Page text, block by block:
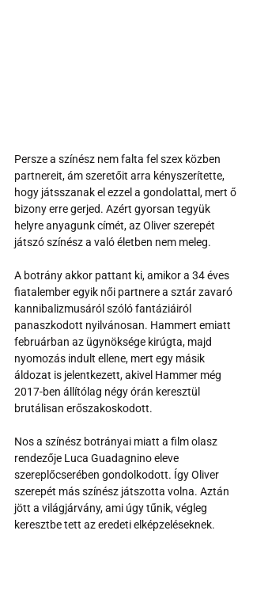
Persze a színész nem falta fel szex közben
partnereit, ám szeretőit arra kényszerítette,
hogy játsszanak el ezzel a gondolattal, mert ő
bizony erre gerjed. Azért gyorsan tegyük
helyre anyagunk címét, az Oliver szerepét
játszó színész a való életben nem meleg.
A botrány akkor pattant ki, amikor a 34 éves
fiatalember egyik női partnere a sztár zavaró
kannibalizmusáról szóló fantáziáiról
panaszkodott nyilvánosan. Hammert emiatt
februárban az ügynöksége kirúgta, majd
nyomozás indult ellene, mert egy másik
áldozat is jelentkezett, akivel Hammer még
2017-ben állítólag négy órán keresztül
brutálisan erőszakoskodott.
Nos a színész botrányai miatt a film olasz
rendezője Luca Guadagnino eleve
szereplőcserében gondolkodott. Így Oliver
szerepét más színész játszotta volna. Aztán
jött a világjárvány, ami úgy tűnik, végleg
keresztbe tett az eredeti elképzeléseknek.